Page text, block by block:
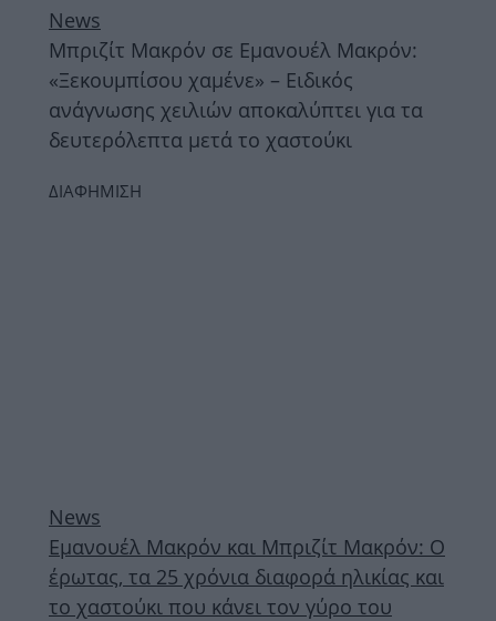
News
Μπριζίτ Μακρόν σε Εμανουέλ Μακρόν:
«Ξεκουμπίσου χαμένε» – Ειδικός
ανάγνωσης χειλιών αποκαλύπτει για τα
δευτερόλεπτα μετά το χαστούκι
ΔΙΑΦΗΜΙΣΗ
News
Εμανουέλ Μακρόν και Μπριζίτ Μακρόν: Ο
έρωτας, τα 25 χρόνια διαφορά ηλικίας και
το χαστούκι που κάνει τον γύρο του